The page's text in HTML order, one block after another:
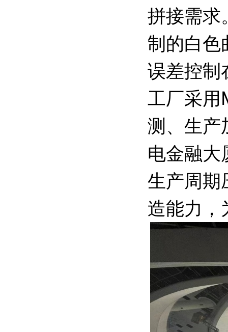
拼接需求
制的白色
误差控制
工厂采用
测、生产
电金融大
生产周期
造能力，